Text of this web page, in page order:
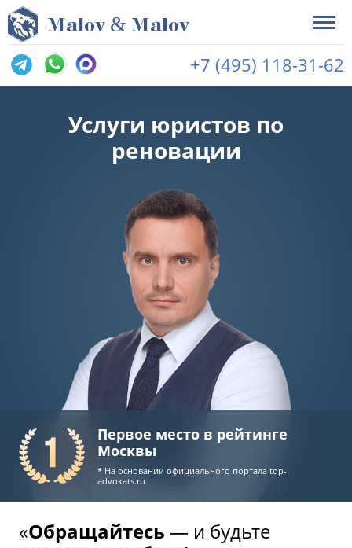
Malov & Malov
+7 (495) 118-31-62
Услуги юристов по
реновации
Первое место в рейтинге
Москвы
* На основании официального порталаtop-
advokats.ru
«Обращайтесь — и будьте